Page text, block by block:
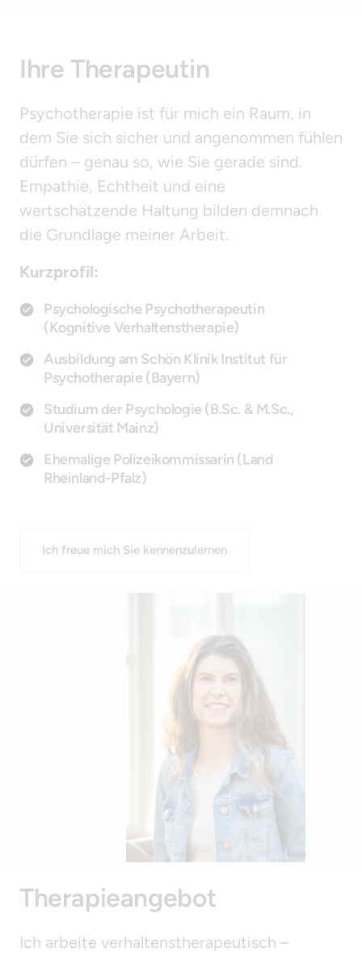
Ihre Therapeutin
Psychotherapie ist für mich ein Raum, in
dem Sie sich sicher und angenommen fühlen
dürfen – genau so, wie Sie gerade sind.
Empathie, Echtheit und eine
wertschätzende Haltung bilden demnach
die Grundlage meiner Arbeit.
Kurzprofil:
Psychologische Psychotherapeutin
(Kognitive Verhaltenstherapie)
Ausbildung am Schön Klinik Institut für
Psychotherapie (Bayern)
Studium der Psychologie (B.Sc. & M.Sc.,
Universität Mainz)
Ehemalige Polizeikommissarin (Land
Rheinland-Pfalz)
Ich freue mich Sie kennenzulernen
Therapieangebot
Ich arbeite verhaltenstherapeutisch –